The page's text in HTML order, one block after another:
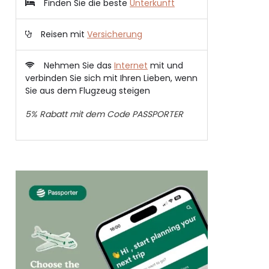
Finden Sie die beste Unterkunft
Reisen mit Versicherung
Nehmen Sie das Internet mit und
verbinden Sie sich mit Ihren Lieben, wenn
Sie aus dem Flugzeug steigen
5% Rabatt mit dem Code PASSPORTER